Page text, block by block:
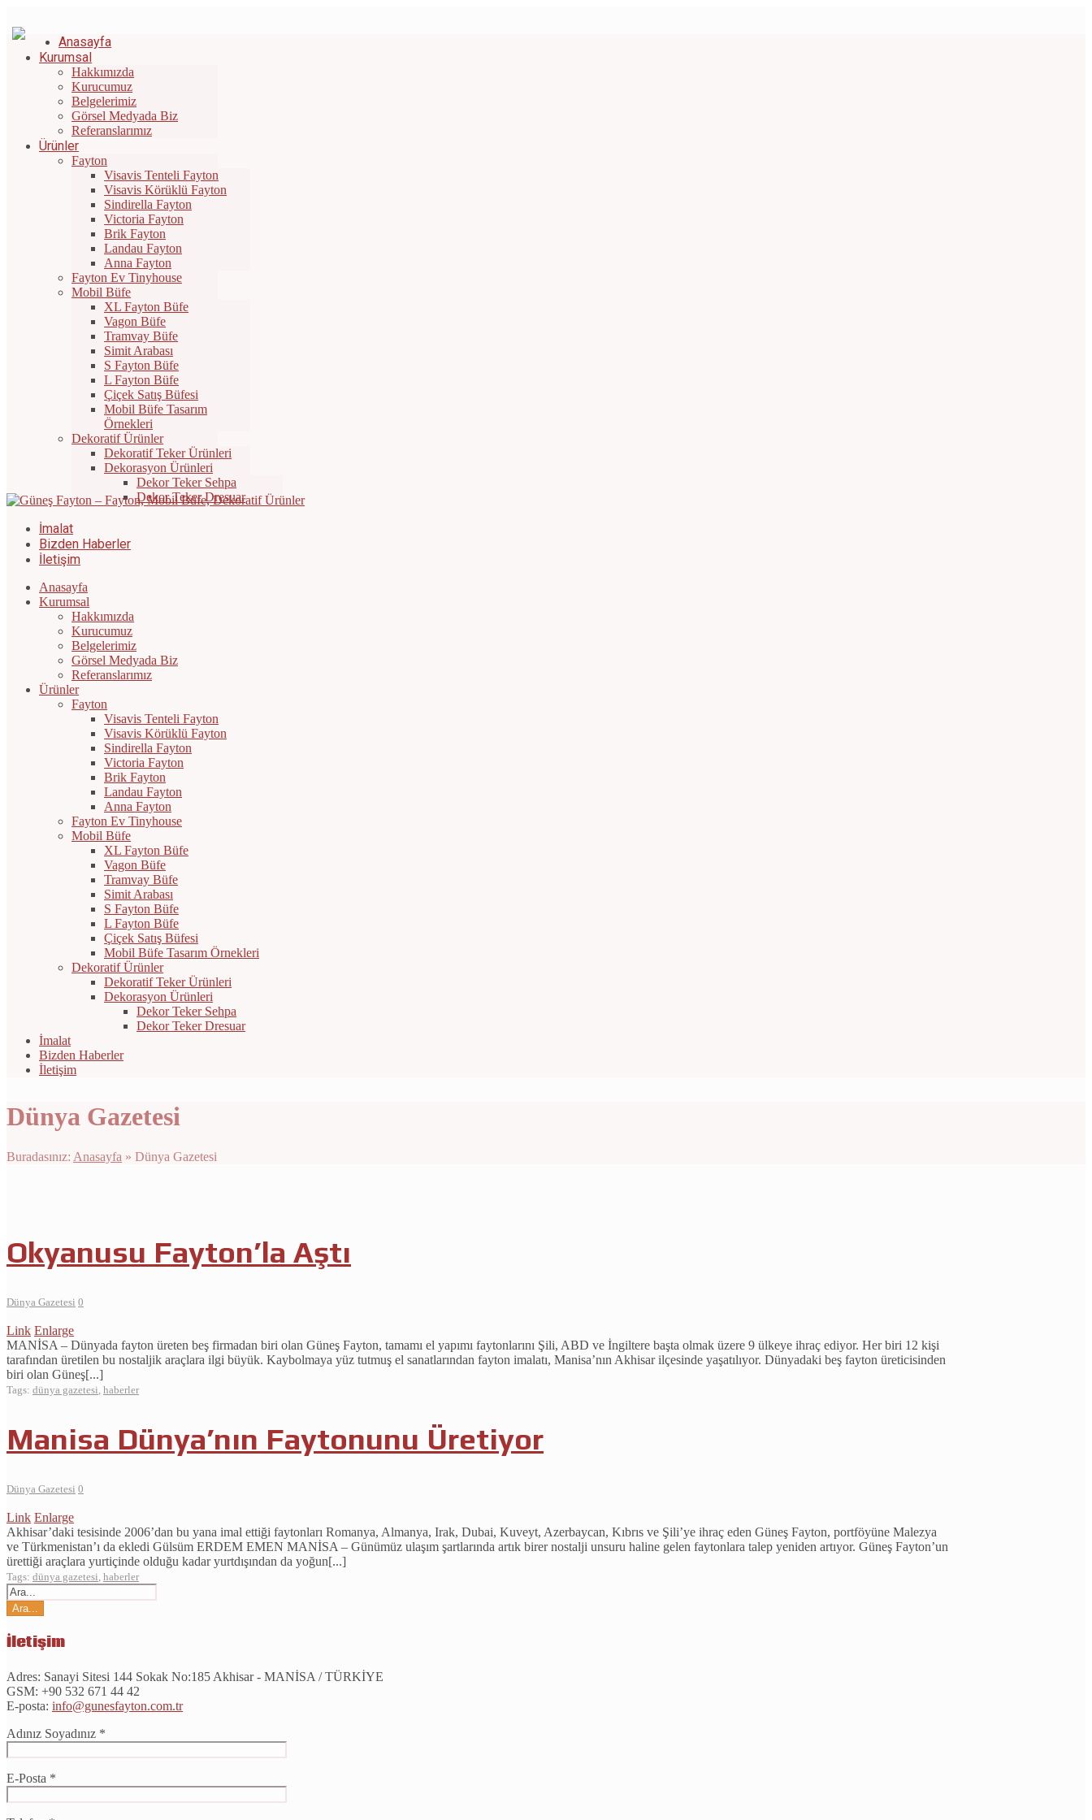
Anasayfa
Kurumsal
Hakkımızda
Kurucumuz
Belgelerimiz
Görsel Medyada Biz
Referanslarımız
Ürünler
Fayton
Visavis Tenteli Fayton
Visavis Körüklü Fayton
Sindirella Fayton
Victoria Fayton
Brik Fayton
Landau Fayton
Anna Fayton
Fayton Ev Tinyhouse
Mobil Büfe
XL Fayton Büfe
Vagon Büfe
Tramvay Büfe
Simit Arabası
S Fayton Büfe
L Fayton Büfe
Çiçek Satış Büfesi
Mobil Büfe Tasarım
Örnekleri
Dekoratif Ürünler
Dekoratif Teker Ürünleri
Dekorasyon Ürünleri
Dekor Teker Sehpa
Dekor Teker Dresuar
İmalat
Bizden Haberler
İletişim
Anasayfa
Kurumsal
Hakkımızda
Kurucumuz
Belgelerimiz
Görsel Medyada Biz
Referanslarımız
Ürünler
Fayton
Visavis Tenteli Fayton
Visavis Körüklü Fayton
Sindirella Fayton
Victoria Fayton
Brik Fayton
Landau Fayton
Anna Fayton
Fayton Ev Tinyhouse
Mobil Büfe
XL Fayton Büfe
Vagon Büfe
Tramvay Büfe
Simit Arabası
S Fayton Büfe
L Fayton Büfe
Çiçek Satış Büfesi
Mobil Büfe Tasarım Örnekleri
Dekoratif Ürünler
Dekoratif Teker Ürünleri
Dekorasyon Ürünleri
Dekor Teker Sehpa
Dekor Teker Dresuar
İmalat
Bizden Haberler
İletişim
Dünya Gazetesi
Buradasınız: Anasayfa » Dünya Gazetesi
Okyanusu Fayton’la Aştı
Dünya Gazetesi 0
Link Enlarge
MANİSA – Dünyada fayton üreten beş firmadan biri olan Güneş Fayton, tamamı el yapımı faytonlarını Şili, ABD ve İngiltere başta olmak üzere 9 ülkeye ihraç ediyor. Her biri 12 kişi
tarafından üretilen bu nostaljik araçlara ilgi büyük. Kaybolmaya yüz tutmuş el sanatlarından fayton imalatı, Manisa’nın Akhisar ilçesinde yaşatılıyor. Dünyadaki beş fayton üreticisinden
biri olan Güneş[...]
Tags: dünya gazetesi haberler
Manisa Dünya’nın Faytonunu Üretiyor
Dünya Gazetesi 0
Link Enlarge
Akhisar’daki tesisinde 2006’dan bu yana imal ettiği faytonları Romanya, Almanya, Irak, Dubai, Kuveyt, Azerbaycan, Kıbrıs ve Şili’ye ihraç eden Güneş Fayton, portföyüne Malezya
ve Türkmenistan’ı da ekledi Gülsüm ERDEM EMEN MANİSA – Günümüz ulaşım şartlarında artık birer nostalji unsuru haline gelen faytonlara talep yeniden artıyor. Güneş Fayton’un
ürettiği araçlara yurtiçinde olduğu kadar yurtdışından da yoğun[...]
Tags: dünya gazetesi haberler
İletişim
Adres: Sanayi Sitesi 144 Sokak No:185 Akhisar - MANİSA / TÜRKİYE
GSM: +90 532 671 44 42
E-posta: info@gunesfayton.com.tr
Adınız Soyadınız *
E-Posta *